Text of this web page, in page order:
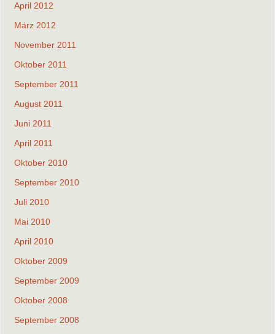
April 2012
März 2012
November 2011
Oktober 2011
September 2011
August 2011
Juni 2011
April 2011
Oktober 2010
September 2010
Juli 2010
Mai 2010
April 2010
Oktober 2009
September 2009
Oktober 2008
September 2008